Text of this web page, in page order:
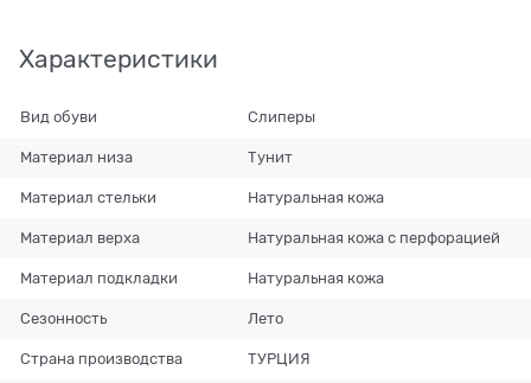
Характеристики
Вид обуви Слиперы
Материал низа Тунит
Материал стельки Натуральная кожа
Материал верха Натуральная кожа с перфорацией
Материал подкладки Натуральная кожа
Сезонность Лето
Страна производства ТУРЦИЯ